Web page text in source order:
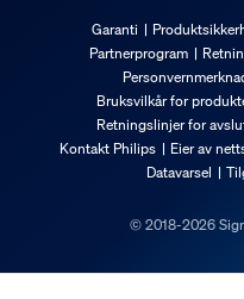
170 mm
Materialenummer
915005731801
Produktets mål
Kabellengde
Garanti
Partnerprogram
Bruksvilkår for
Retningslinjer for
Kontakt Philips
Eier av
Datavarsel
© 2018-2026